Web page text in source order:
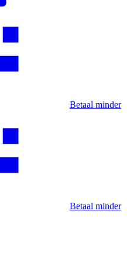
Betaal minder
Betaal minder